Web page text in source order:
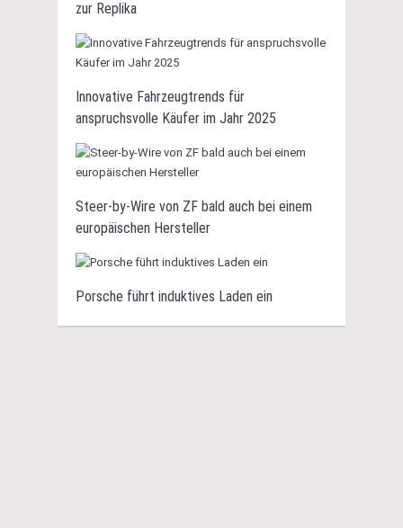
zur Replika
Innovative Fahrzeugtrends für
anspruchsvolle Käufer im Jahr 2025
Steer-by-Wire von ZF bald auch bei einem
europäischen Hersteller
Porsche führt induktives Laden ein